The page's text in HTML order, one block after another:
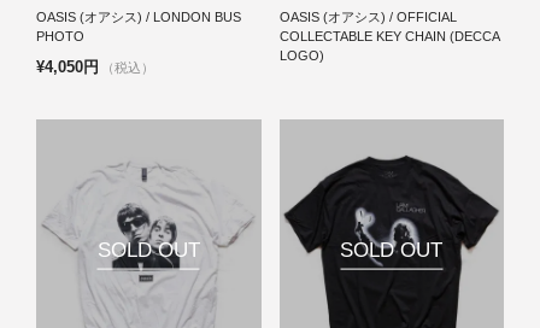
OASIS (オアシス) / LONDON BUS
PHOTO
¥4,050円 （税込）
OASIS (オアシス) / OFFICIAL
COLLECTABLE KEY CHAIN (DECCA
LOGO)
SOLD OUT SOLD OUT